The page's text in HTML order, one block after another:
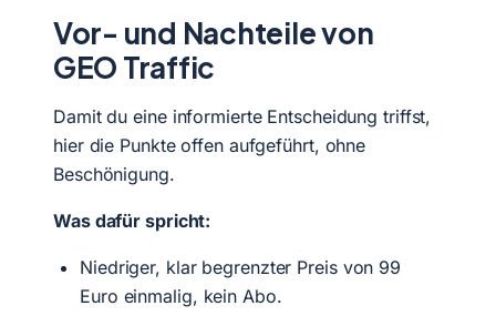
Vor- und Nachteile von
GEO Traffic
Damit du eine informierte Entscheidung triffst,
hier die Punkte offen aufgeführt, ohne
Beschönigung.
Was dafür spricht:
Niedriger, klar begrenzter Preis von 99
Euro einmalig, kein Abo.